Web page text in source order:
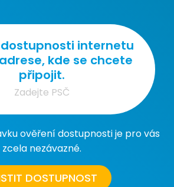
internetu
kde se chcete
připojit.
ověření dostupnosti je pro vás
zcela nezávazné.
DOSTUPNOST